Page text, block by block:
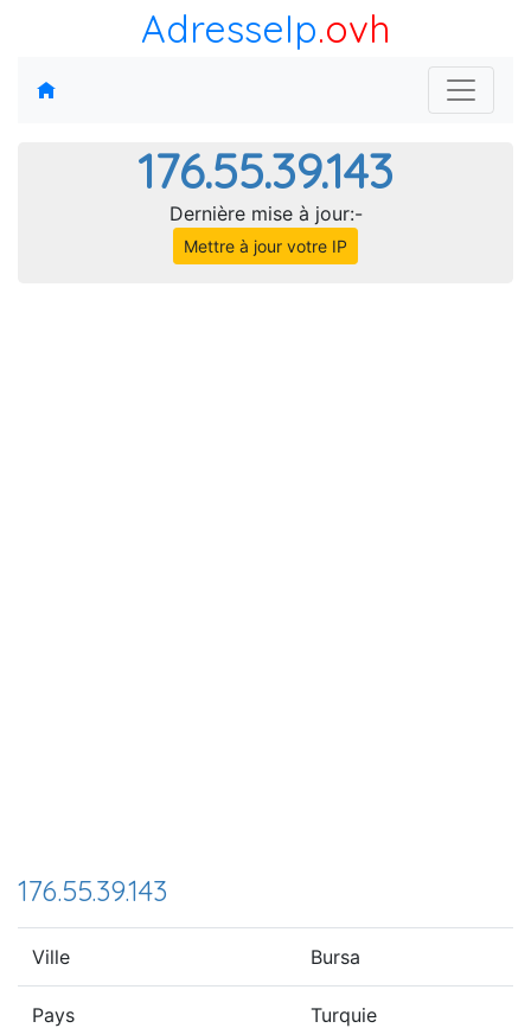
AdresseIp.ovh
176.55.39.143
Dernière mise à jour:-
Mettre à jour votre IP
176.55.39.143
Ville Bursa
Pays Turquie